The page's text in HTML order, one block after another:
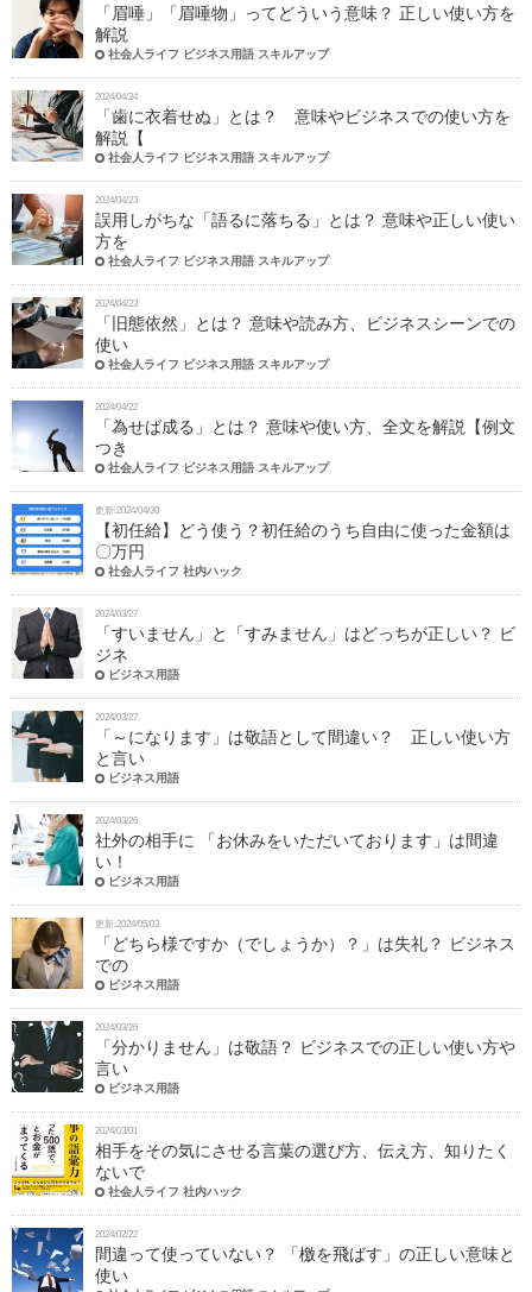
「眉唾」「眉唾物」ってどういう意味？ 正しい使い方を
解説
社会人ライフ ビジネス用語 スキルアップ
2024/04/24
「歯に衣着せぬ」とは？ 意味やビジネスでの使い方を
解説【
社会人ライフ ビジネス用語 スキルアップ
2024/04/23
誤用しがちな「語るに落ちる」とは？ 意味や正しい使い
方を
社会人ライフ ビジネス用語 スキルアップ
2024/04/23
「旧態依然」とは？ 意味や読み方、ビジネスシーンでの
使い
社会人ライフ ビジネス用語 スキルアップ
2024/04/22
「為せば成る」とは？ 意味や使い方、全文を解説【例文
つき
社会人ライフ ビジネス用語 スキルアップ
更新:2024/04/30
【初任給】どう使う？初任給のうち自由に使った金額は
〇万円
社会人ライフ 社内ハック
2024/03/27
「すいません」と「すみません」はどっちが正しい？ ビ
ジネ
ビジネス用語
2024/03/27
「～になります」は敬語として間違い？ 正しい使い方
と言い
ビジネス用語
2024/03/26
社外の相手に 「お休みをいただいております」は間違
い！
ビジネス用語
更新:2024/05/03
「どちら様ですか（でしょうか）？」は失礼？ ビジネス
での
ビジネス用語
2024/03/26
「分かりません」は敬語？ ビジネスでの正しい使い方や
言い
ビジネス用語
2024/03/01
相手をその気にさせる言葉の選び方、伝え方、知りたく
ないで
社会人ライフ 社内ハック
2024/02/22
間違って使っていない？ 「檄を飛ばす」の正しい意味と
使い